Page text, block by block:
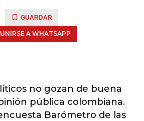
GUARDAR
UNIRSE A WHATSAPP
no gozan de buena
pública colombiana.
Barómetro de las